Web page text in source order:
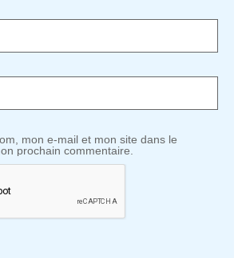
mon e-mail et mon site dans le
prochain commentaire.